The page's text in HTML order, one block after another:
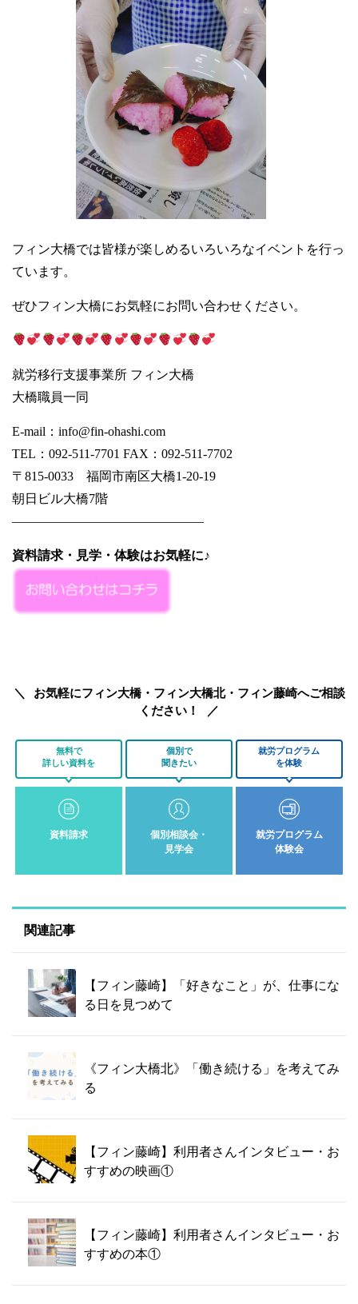
フィン大橋では皆様が楽しめるいろいろなイベントを行っ
ています。
ぜひフィン大橋にお気軽にお問い合わせください。
就労移行支援事業所 フィン大橋
大橋職員一同
E-mail：info@fin-ohashi.com
TEL：092-511-7701 FAX：092-511-7702
〒815-0033 福岡市南区大橋1-20-19
朝日ビル大橋7階
———————————————
資料請求・見学・体験はお気軽に♪
お気軽にフィン大橋・フィン大橋北・フィン藤崎へご相談
ください！
無料で
詳しい資料を
資料請求
個別で
聞きたい
個別相談会・
見学会
就労プログラム
を体験
就労プログラム
体験会
関連記事
【フィン藤崎】「好きなこと」が、仕事にな
る日を見つめて
《フィン大橋北》「働き続ける」を考えてみ
る
【フィン藤崎】利用者さんインタビュー・お
すすめの映画①
【フィン藤崎】利用者さんインタビュー・お
すすめの本①